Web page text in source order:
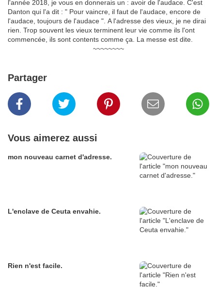
l'année 2018, je vous en donnerais un : avoir de l'audace. C'est
Danton qui l'a dit : " Pour vaincre, il faut de l'audace, encore de
l'audace, toujours de l'audace ". A l'adresse des vieux, je ne dirai
rien. Trop souvent les vieux terminent leur vie comme ils l'ont
commencée, ils sont contents comme ça. La messe est dite.
~~~~~~~~
Partager
Vous aimerez aussi
mon nouveau carnet d'adresse.
L'enclave de Ceuta envahie.
Rien n'est facile.